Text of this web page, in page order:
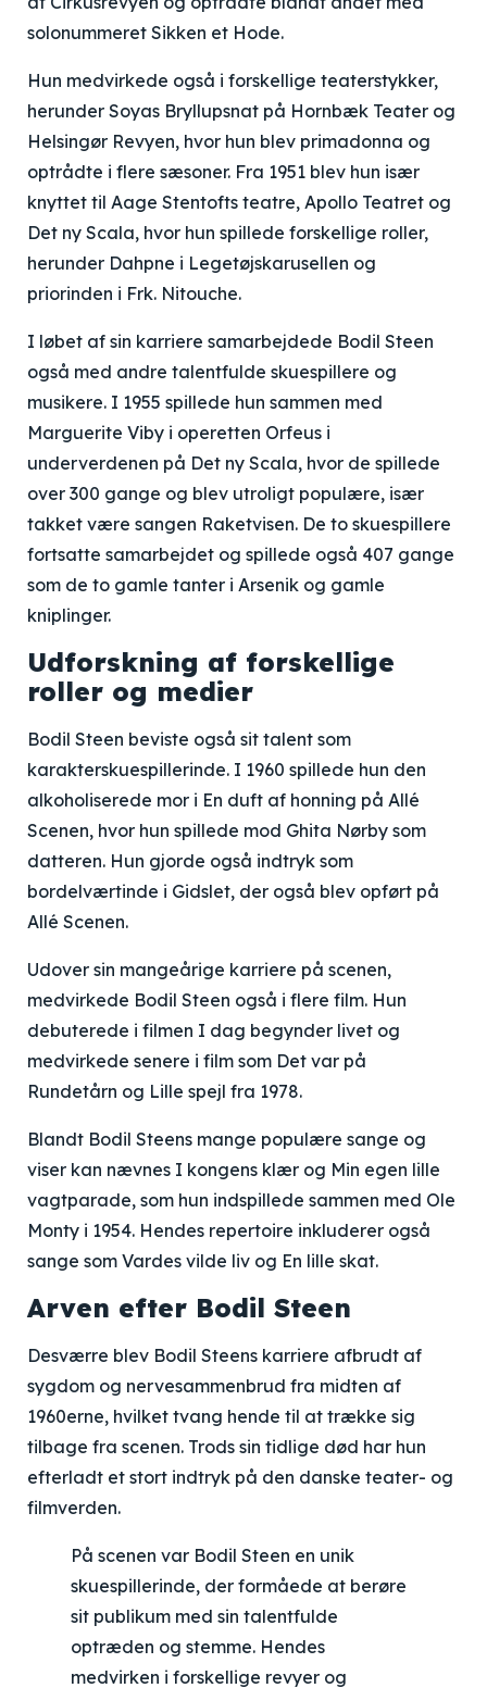
solonummeret Sikken et Hode.
Hun medvirkede også i forskellige teaterstykker,
herunder Soyas Bryllupsnat på Hornbæk Teater og
Helsingør Revyen, hvor hun blev primadonna og
optrådte i flere sæsoner. Fra 1951 blev hun især
knyttet til Aage Stentofts teatre, Apollo Teatret og
Det ny Scala, hvor hun spillede forskellige roller,
herunder Dahpne i Legetøjskarusellen og
priorinden i Frk. Nitouche.
I løbet af sin karriere samarbejdede Bodil Steen
også med andre talentfulde skuespillere og
musikere. I 1955 spillede hun sammen med
Marguerite Viby i operetten Orfeus i
underverdenen på Det ny Scala, hvor de spillede
over 300 gange og blev utroligt populære, især
takket være sangen Raketvisen. De to skuespillere
fortsatte samarbejdet og spillede også 407 gange
som de to gamle tanter i Arsenik og gamle
kniplinger.
Udforskning af forskellige
roller og medier
Bodil Steen beviste også sit talent som
karakterskuespillerinde. I 1960 spillede hun den
alkoholiserede mor i En duft af honning på Allé
Scenen, hvor hun spillede mod Ghita Nørby som
datteren. Hun gjorde også indtryk som
bordelværtinde i Gidslet, der også blev opført på
Allé Scenen.
Udover sin mangeårige karriere på scenen,
medvirkede Bodil Steen også i flere film. Hun
debuterede i filmen I dag begynder livet og
medvirkede senere i film som Det var på
Rundetårn og Lille spejl fra 1978.
Blandt Bodil Steens mange populære sange og
viser kan nævnes I kongens klær og Min egen lille
vagtparade, som hun indspillede sammen med Ole
Monty i 1954. Hendes repertoire inkluderer også
sange som Vardes vilde liv og En lille skat.
Arven efter Bodil Steen
Desværre blev Bodil Steens karriere afbrudt af
sygdom og nervesammenbrud fra midten af
1960erne, hvilket tvang hende til at trække sig
tilbage fra scenen. Trods sin tidlige død har hun
efterladt et stort indtryk på den danske teater- og
filmverden.
På scenen var Bodil Steen en unik
skuespillerinde, der formåede at berøre
sit publikum med sin talentfulde
optræden og stemme. Hendes
medvirken i forskellige revyer og